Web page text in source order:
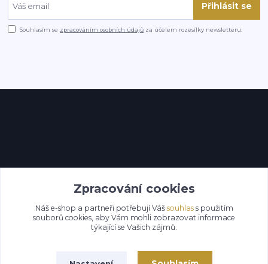
Přihlásit se
Souhlasím se zpracováním osobních údajů za účelem rozesílky newsletteru.
Zpracování cookies
Náš e-shop a partneři potřebují Váš souhlass použitím
souborů cookies, aby Vám mohli zobrazovat informace
týkající se Vašich zájmů.